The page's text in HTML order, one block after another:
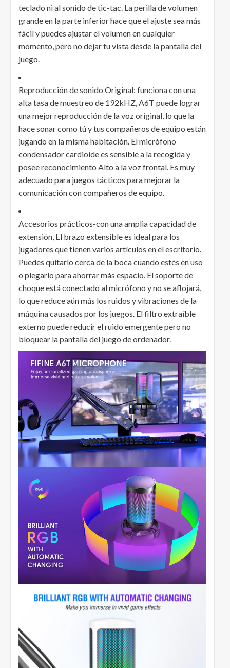
teclado ni al sonido de tic-tac. La perilla de volumen
grande en la parte inferior hace que el ajuste sea más
fácil y puedes ajustar el volumen en cualquier
momento, pero no dejar tu vista desde la pantalla del
juego.
Reproducción de sonido Original: funciona con una
alta tasa de muestreo de 192kHZ, A6T puede lograr
una mejor reproducción de la voz original, lo que la
hace sonar como tú y tus compañeros de equipo están
jugando en la misma habitación. El micrófono
condensador cardioide es sensible a la recogida y
posee reconocimiento Alto a la voz frontal. Es muy
adecuado para juegos tácticos para mejorar la
comunicación con compañeros de equipo.
Accesorios prácticos-con una amplia capacidad de
extensión, El brazo extensible es ideal para los
jugadores que tienen varios artículos en el escritorio.
Puedes quitarlo cerca de la boca cuando estés en uso
o plegarlo para ahorrar más espacio. El soporte de
choque está conectado al micrófono y no se aflojará,
lo que reduce aún más los ruidos y vibraciones de la
máquina causados por los juegos. El filtro extraíble
externo puede reducir el ruido emergente pero no
bloquear la pantalla del juego de ordenador.